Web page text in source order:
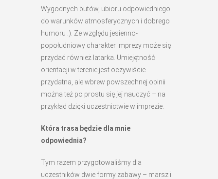
Wygodnych butów, ubioru odpowiedniego
do warunków atmosferycznych i dobrego
humoru :). Ze względu jesienno-
popołudniowy charakter imprezy może się
przydać również latarka. Umiejętność
orientacji w terenie jest oczywiście
przydatna, ale wbrew powszechnej opinii
można też po prostu się jej nauczyć – na
przykład dzięki uczestnictwie w imprezie.
Która trasa będzie dla mnie
odpowiednia?
Tym razem przygotowaliśmy dla
uczestników dwie formy zabawy – marsz i